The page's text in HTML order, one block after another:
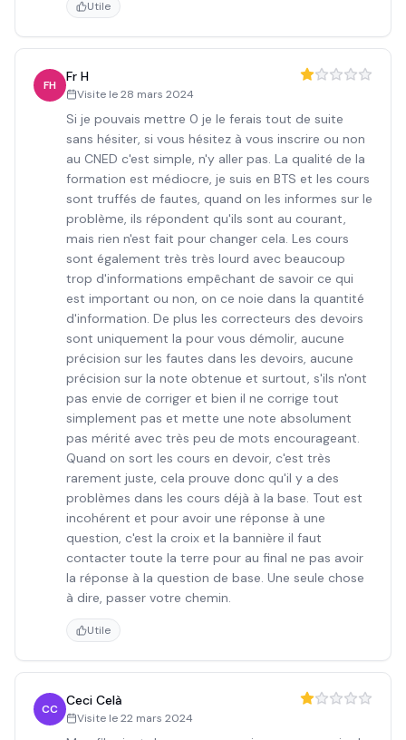
Utile
FH
Fr H
Visite le28 mars 2024
Si je pouvais mettre 0 je le ferais tout de suite
sans hésiter, si vous hésitez à vous inscrire ou non
au CNED c'est simple, n'y aller pas. La qualité de la
formation est médiocre, je suis en BTS et les cours
sont truffés de fautes, quand on les informes sur le
problème, ils répondent qu'ils sont au courant,
mais rien n'est fait pour changer cela. Les cours
sont également très très lourd avec beaucoup
trop d'informations empêchant de savoir ce qui
est important ou non, on ce noie dans la quantité
d'information. De plus les correcteurs des devoirs
sont uniquement la pour vous démolir, aucune
précision sur les fautes dans les devoirs, aucune
précision sur la note obtenue et surtout, s'ils n'ont
pas envie de corriger et bien il ne corrige tout
simplement pas et mette une note absolument
pas mérité avec très peu de mots encourageant.
Quand on sort les cours en devoir, c'est très
rarement juste, cela prouve donc qu'il y a des
problèmes dans les cours déjà à la base. Tout est
incohérent et pour avoir une réponse à une
question, c'est la croix et la bannière il faut
contacter toute la terre pour au final ne pas avoir
la réponse à la question de base. Une seule chose
à dire, passer votre chemin.
Utile
CC
Ceci Celà
Visite le22 mars 2024